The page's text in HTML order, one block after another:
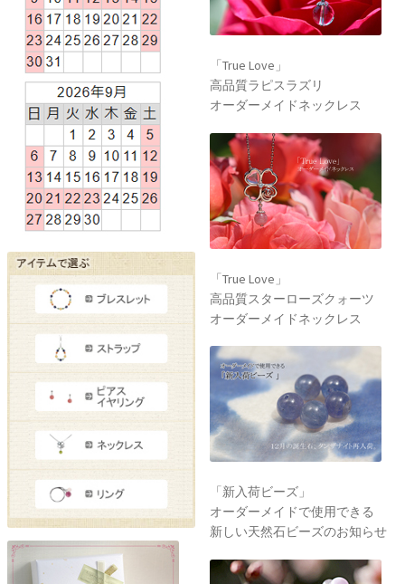
「True Love」
高品質ラピスラズリ
オーダーメイドネックレス
「True Love」
高品質スターローズクォーツ
オーダーメイドネックレス
「新入荷ビーズ」
オーダーメイドで使用できる
新しい天然石ビーズのお知らせ